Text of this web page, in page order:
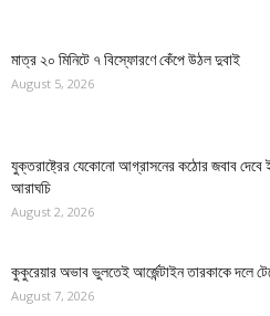
মাত্র ২০ মিনিটে ৭ বিস্ফোরণে কেঁপে উঠল দুবাই
August 5, 2026
যুক্তরাষ্ট্রের যেকোনো আগ্রাসনের কঠোর জবাব দেবে
আরাঘচি
August 2, 2026
কুকুরেয়ার অভাব ভুলতেই আর্জেন্টাইন তারকাকে দলে
August 7, 2026